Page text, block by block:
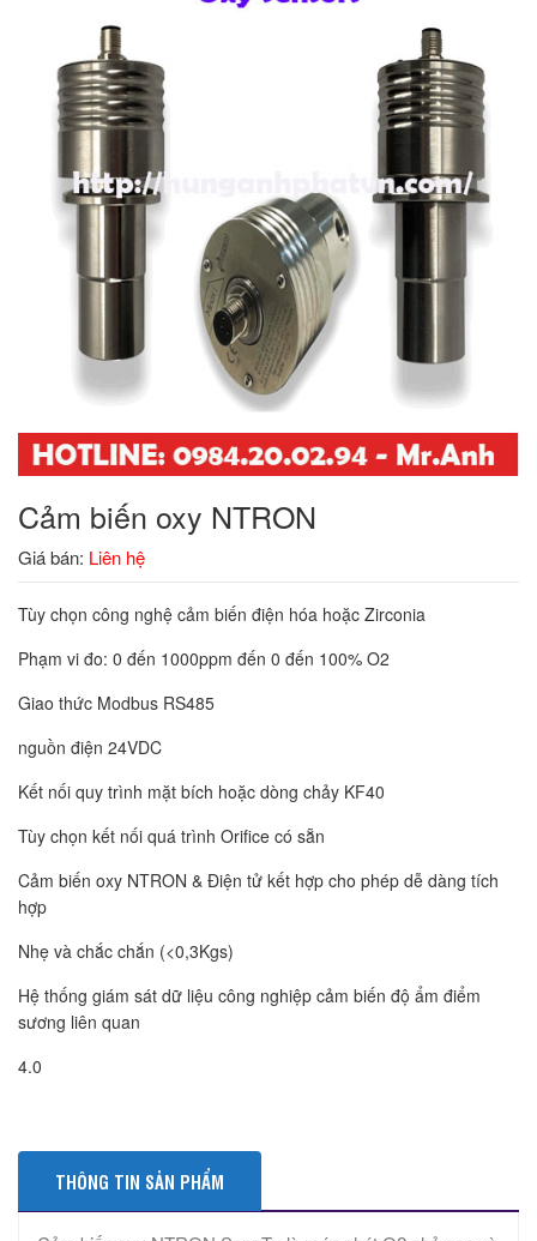
Cảm biến oxy NTRON
Giá bán: Liên hệ
Tùy chọn công nghệ cảm biến điện hóa hoặc Zirconia
Phạm vi đo: 0 đến 1000ppm đến 0 đến 100% O2
Giao thức Modbus RS485
nguồn điện 24VDC
Kết nối quy trình mặt bích hoặc dòng chảy KF40
Tùy chọn kết nối quá trình Orifice có sẵn
Cảm biến oxy NTRON & Điện tử kết hợp cho phép dễ dàng tích
hợp
Nhẹ và chắc chắn (<0,3Kgs)
Hệ thống giám sát dữ liệu công nghiệp cảm biến độ ẩm điểm
sương liên quan
4.0
THÔNG TIN SẢN PHẨM